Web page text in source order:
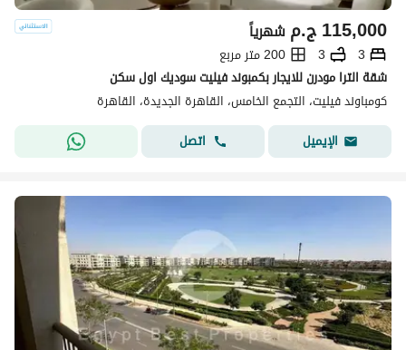
ج.م115,000 شهرياً
3
3
200 متر مربع
شقة الترا مودرن للايجار بكمبوند فيليت سوديك اول سكن
كومباوند فيليت، التجمع الخامس، القاهرة الجديدة، القاهرة
الإيميل
اتصل